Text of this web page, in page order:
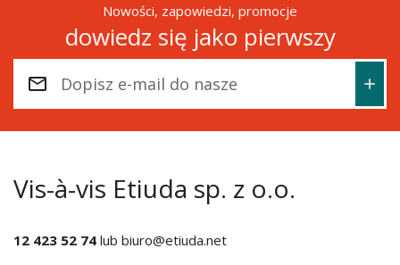
Nowości, zapowiedzi, promocje
dowiedz się jako pierwszy
Vis-à-vis Etiuda sp. z o.o.
12 423 52 74 lub biuro@etiuda.net